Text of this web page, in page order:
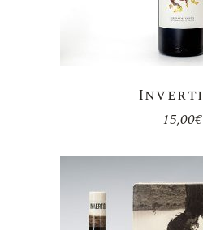
15,00€